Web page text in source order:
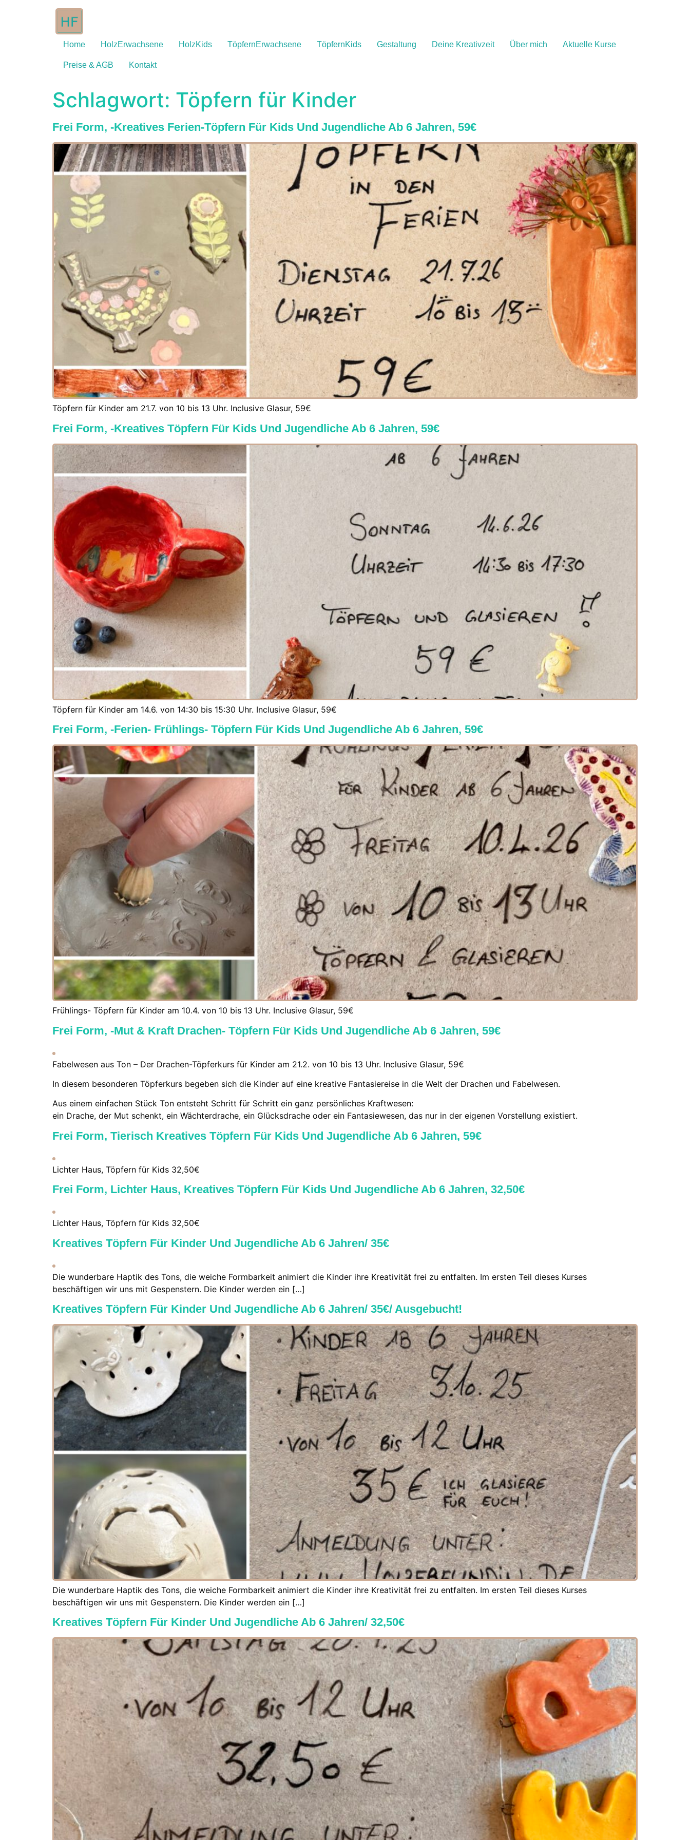
Home HolzErwachsene HolzKids TöpfernErwachsene TöpfernKids Gestaltung Deine Kreativzeit Über mich Aktuelle Kurse
Preise & AGB Kontakt
Schlagwort: Töpfern für Kinder
Frei Form, -Kreatives Ferien-Töpfern Für Kids Und Jugendliche Ab 6 Jahren, 59€
Töpfern für Kinder am 21.7. von 10 bis 13 Uhr. Inclusive Glasur, 59€
Frei Form, -Kreatives Töpfern Für Kids Und Jugendliche Ab 6 Jahren, 59€
Töpfern für Kinder am 14.6. von 14:30 bis 15:30 Uhr. Inclusive Glasur, 59€
Frei Form, -Ferien- Frühlings- Töpfern Für Kids Und Jugendliche Ab 6 Jahren, 59€
Frühlings- Töpfern für Kinder am 10.4. von 10 bis 13 Uhr. Inclusive Glasur, 59€
Frei Form, -Mut & Kraft Drachen- Töpfern Für Kids Und Jugendliche Ab 6 Jahren, 59€
Fabelwesen aus Ton – Der Drachen-Töpferkurs für Kinder am 21.2. von 10 bis 13 Uhr. Inclusive Glasur, 59€
In diesem besonderen Töpferkurs begeben sich die Kinder auf eine kreative Fantasiereise in die Welt der Drachen und Fabelwesen.
Aus einem einfachen Stück Ton entsteht Schritt für Schritt ein ganz persönliches Kraftwesen:
ein Drache, der Mut schenkt, ein Wächterdrache, ein Glücksdrache oder ein Fantasiewesen, das nur in der eigenen Vorstellung existiert.
Frei Form, Tierisch Kreatives Töpfern Für Kids Und Jugendliche Ab 6 Jahren, 59€
Lichter Haus, Töpfern für Kids 32,50€
Frei Form, Lichter Haus, Kreatives Töpfern Für Kids Und Jugendliche Ab 6 Jahren, 32,50€
Lichter Haus, Töpfern für Kids 32,50€
Kreatives Töpfern Für Kinder Und Jugendliche Ab 6 Jahren/ 35€
Die wunderbare Haptik des Tons, die weiche Formbarkeit animiert die Kinder ihre Kreativität frei zu entfalten. Im ersten Teil dieses Kurses
beschäftigen wir uns mit Gespenstern. Die Kinder werden ein […]
Kreatives Töpfern Für Kinder Und Jugendliche Ab 6 Jahren/ 35€/ Ausgebucht!
Die wunderbare Haptik des Tons, die weiche Formbarkeit animiert die Kinder ihre Kreativität frei zu entfalten. Im ersten Teil dieses Kurses
beschäftigen wir uns mit Gespenstern. Die Kinder werden ein […]
Kreatives Töpfern Für Kinder Und Jugendliche Ab 6 Jahren/ 32,50€